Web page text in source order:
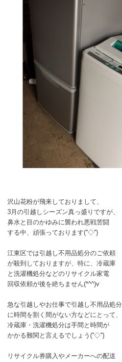
沢山花粉が飛来しておりまして、
3月の引越しシーズン真っ盛りですが、
鼻水と目のかゆみに襲われ悪戦苦闘
する中、頑張っております(''◇'')ゞ
江東区では引越し不用品処分のご依頼
が殺到しておりますが、特に、冷蔵庫
と洗濯機処分などのリサイクル家電
回収依頼が後を絶ちません(*^^)v
急な引越しやお仕事で引越し不用品処分
に時間を割く間がない方などにとって、
冷蔵庫・洗濯機処分は手間と時間が
かかる難関と言えるでしょう(''◇'')ゞ
リサイクル券購入やメーカーへの配送